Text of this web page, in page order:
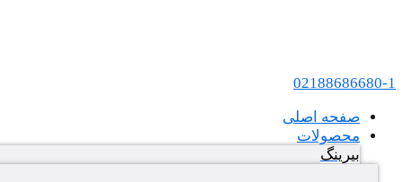
02188686680-1
صفحه اصلی
محصولات
بیرینگ